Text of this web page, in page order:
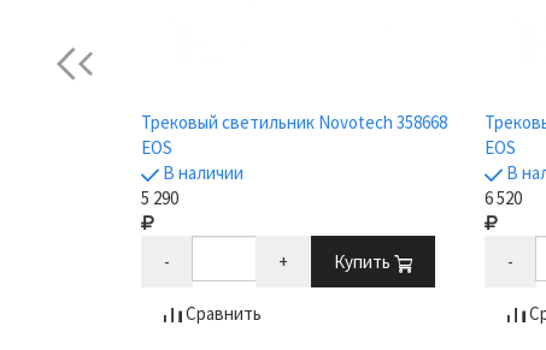
Previous
Трековый светильник Novotech 358668
EOS
В наличии
5 290
- + Купить
Сравнить
EOS
В
6 520
-